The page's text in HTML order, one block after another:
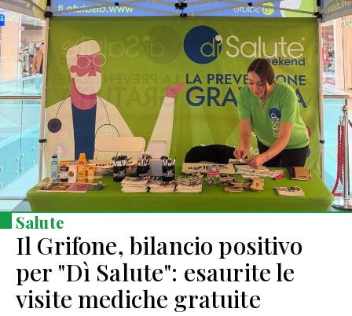
Salute
Il Grifone, bilancio positivo
per "Dì Salute": esaurite le
visite mediche gratuite